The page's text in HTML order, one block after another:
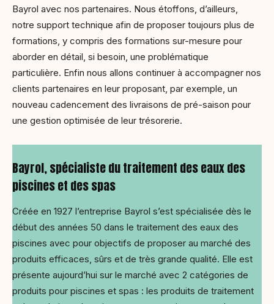
Bayrol avec nos partenaires. Nous étoffons, d’ailleurs,
notre support technique afin de proposer toujours plus de
formations, y compris des formations sur-mesure pour
aborder en détail, si besoin, une problématique
particulière. Enfin nous allons continuer à accompagner nos
clients partenaires en leur proposant, par exemple, un
nouveau cadencement des livraisons de pré-saison pour
une gestion optimisée de leur trésorerie.
Bayrol, spécialiste du traitement des eaux des
piscines et des spas
Créée en 1927 l’entreprise Bayrol s’est spécialisée dès le
début des années 50 dans le traitement des eaux des
piscines avec pour objectifs de proposer au marché des
produits efficaces, sûrs et de très grande qualité. Elle est
présente aujourd’hui sur le marché avec 2 catégories de
produits pour piscines et spas : les produits de traitement